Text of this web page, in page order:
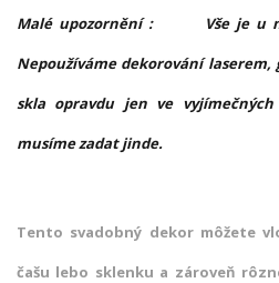
Malé upozornění : Vše je u
Nepoužíváme dekorování
skla opravdu jen ve
musíme zadat jinde.
Tento svadobný dekor môžete
čašu lebo sklenku a zároveň